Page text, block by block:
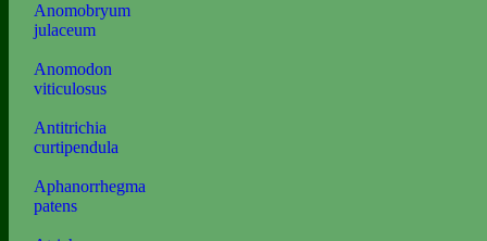
Anomobryum
julaceum
Anomodon
viticulosus
Antitrichia
curtipendula
Aphanorrhegma
patens